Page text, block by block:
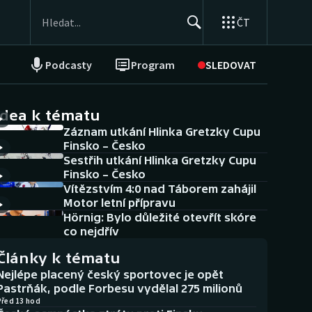
ČT
Podcasty Program SLEDOVAT
NEPŘEHLÉDNĚTE
Historické návraty
Aplikace ČT sport
AZ kvíz
k tématu
Záznam utkání Hlinka Gretzky Cupu
Finsko – Česko
Sestřih utkání Hlinka Gretzky Cupu
Finsko – Česko
Vítězstvím 4:0 nad Táborem zahájil
Motor letní přípravu
Hörnig: Bylo důležité otevřít skóre
co nejdřív
k tématu
placený český sportovec je opět
podle Forbesu vydělal 275 milionů
13 hod